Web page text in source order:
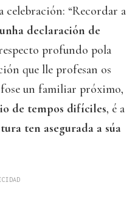
celebración: “Recordar a
unha declaración de
profundo pola
que lle profesan os
fose un familiar próximo,
de tempos difíciles, é a
ten asegurada a súa